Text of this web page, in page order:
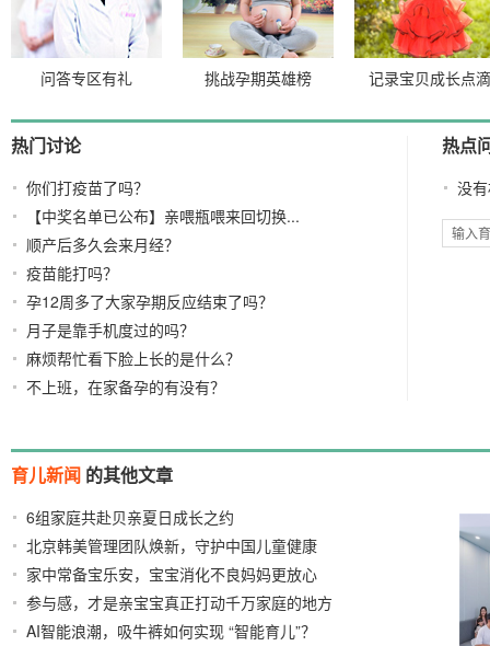
问答专区有礼 挑战孕期英雄榜 记录宝贝成长点滴
热门讨论
你们打疫苗了吗？
【中奖名单已公布】亲喂瓶喂来回切换...
顺产后多久会来月经？
疫苗能打吗？
孕12周多了大家孕期反应结束了吗？
月子是靠手机度过的吗？
麻烦帮忙看下脸上长的是什么？
不上班，在家备孕的有没有？
热点
没
育儿新闻 的其他文章
6组家庭共赴贝亲夏日成长之约
北京韩美管理团队焕新，守护中国儿童健康
家中常备宝乐安，宝宝消化不良妈妈更放心
参与感，才是亲宝宝真正打动千万家庭的地方
2026/07/30
AI智能浪潮，吸牛裤如何实现 “智能育儿”？